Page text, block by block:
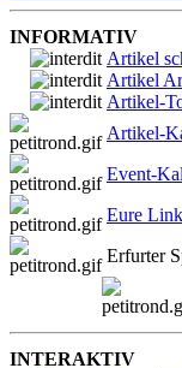
INFORMATIV
Artikel
Artikel
Artikel-
Artikel-
Event-
Eure
Erfurter
INTERAKTIV